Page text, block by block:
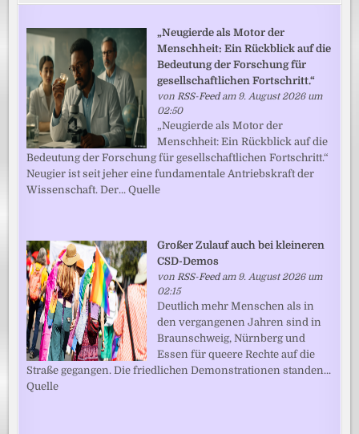
„Neugierde als Motor der
Menschheit: Ein Rückblick auf die
Bedeutung der Forschung für
gesellschaftlichen Fortschritt.“
von RSS-Feedam 9. August 2026 um
02:50
„Neugierde als Motor der
Menschheit: Ein Rückblick auf die
Bedeutung der Forschung für gesellschaftlichen Fortschritt.“
Neugier ist seit jeher eine fundamentale Antriebskraft der
Wissenschaft. Der... Quelle
Großer Zulauf auch bei kleineren
CSD-Demos
von RSS-Feedam 9. August 2026 um
02:15
Deutlich mehr Menschen als in
den vergangenen Jahren sind in
Braunschweig, Nürnberg und
Essen für queere Rechte auf die
Straße gegangen. Die friedlichen Demonstrationen standen...
Quelle